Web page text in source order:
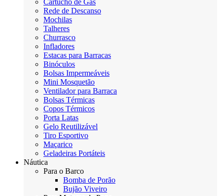
Cartucho de Gás
Rede de Descanso
Mochilas
Talheres
Churrasco
Infladores
Estacas para Barracas
Binóculos
Bolsas Impermeáveis
Mini Mosquetão
Ventilador para Barraca
Bolsas Térmicas
Copos Térmicos
Porta Latas
Gelo Reutilizável
Tiro Esportivo
Maçarico
Geladeiras Portáteis
Náutica
Para o Barco
Bomba de Porão
Bujão Viveiro